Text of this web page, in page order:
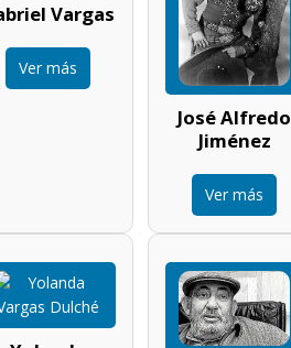
Vargas
Ver más
José Alfredo
Jiménez
Ver más